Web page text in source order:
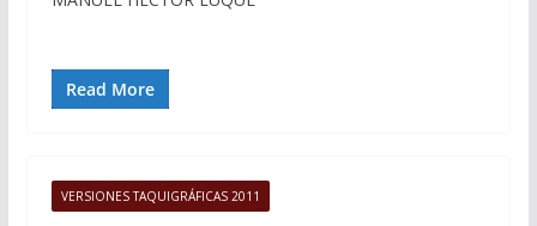
Read More
VERSIONES TAQUIGRÁFICAS 2011